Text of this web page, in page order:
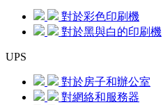
對於彩色印刷機
對於黑與白的印刷機
UPS
對於房子和辦公室
對網絡和服務器